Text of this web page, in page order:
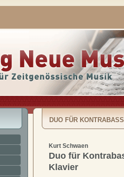
DUO FÜR
Kurt Schwaen
Duo für
Klavier